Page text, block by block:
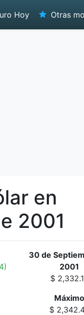
Hoy Otras
en
2001
30 de
2001
$
Máximo
$